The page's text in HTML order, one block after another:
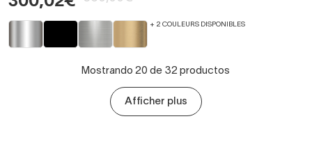
+ 2 COULEURS DISPONIBLES
Mostrando 20 de 32 productos
Afficher plus